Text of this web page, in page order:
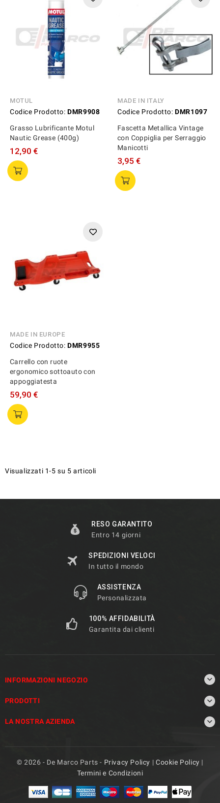
MOTUL
Codice Prodotto: DMR9908
Grasso Lubrificante Motul
Nautic Grease (400g)
12,90 €
MADE IN ITALY
Codice Prodotto: DMR1097
Fascetta Metallica Vintage
con Coppiglia per Serraggio
Manicotti
3,95 €
MADE IN EUROPE
Codice Prodotto: DMR9955
Carrello con ruote
ergonomico sottoauto con
appoggiatesta
59,90 €
Visualizzati 1-5 su 5 articoli
RESO GARANTITO
Entro 14 giorni
SPEDIZIONI VELOCI
In tutto il mondo
ASSISTENZA
Personalizzata
100% AFFIDABILITÀ
Garantita dai clienti
INFORMAZIONI NEGOZIO 
PRODOTTI 
LA NOSTRA AZIENDA 
© 2026 - De Marco Parts - Privacy Policy | Cookie Policy |
Termini e Condizioni